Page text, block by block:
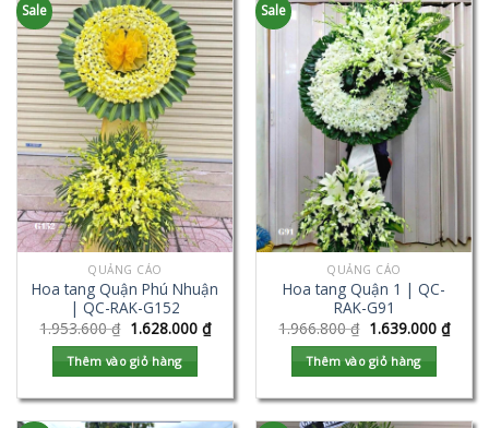
Sale
QUẢNG CÁO
Hoa tang Quận Phú Nhuận
| QC-RAK-G152
1.953.600₫ 1.628.000 ₫
Thêm vào giỏ hàng
Sale
QUẢNG CÁO
Hoa tang Quận 1 | QC-
RAK-G91
1.966.800₫ 1.639.000 ₫
Thêm vào giỏ hàng